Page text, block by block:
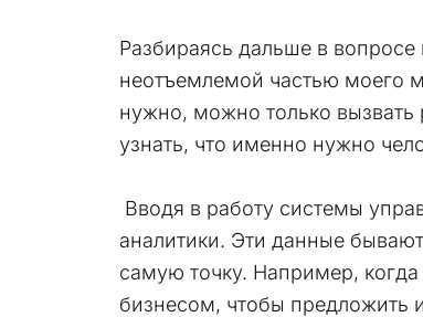
Разбираясь дальше в вопросе
неотъемлемой частью моего
нужно, можно только
узнать, что именно нужно
Вводя в работу системы
аналитики. Эти данные
самую точку. Например,
бизнесом, чтобы предложить